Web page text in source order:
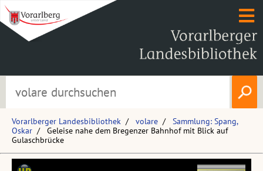
Vorarlberger Landesbibliothek volare
Sammlung: Spang,
Oskar
Geleise nahe dem Bregenzer Bahnhof mit Blick auf
Gulaschbrücke